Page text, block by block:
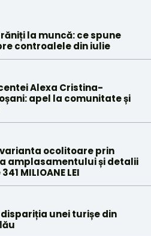
la muncă: ce spune
controalele din iulie
Alexa Cristina-
apel la comunitate și
ocolitoare prin
amplasamentului și detalii
MILIOANE LEI
unei turișe din